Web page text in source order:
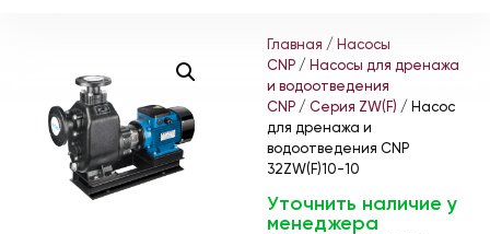
Главная / Насосы
CNP / Насосы для дренажа
и водоотведения
CNP / Серия ZW(F) / Насос
для дренажа и
водоотведения CNP
32ZW(F)10-10
Уточнить наличие у
менеджера